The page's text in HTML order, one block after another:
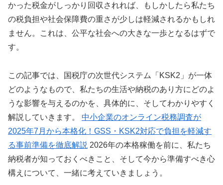
かった税金がしっかり回収されれば、もしかしたら私たち
の税負担や社会保障費の重さが少しは軽減されるかもしれ
ません。これは、公平な社会への大きな一歩となるはずで
す。
この記事では、国税庁の次世代システム「KSK2」が一体
どのようなもので、私たちの生活や納税のあり方にどのよ
うな影響を与えるのかを、具体的に、そしてわかりやすく
解説していきます。 中小企業のオンライン税務調査が
2025年7月から本格化！GSS・KSK2対応で負担を軽減す
る事前準備を徹底解説 2026年の本格稼働を前に、私たち
納税者が知っておくべきこと、そして今から準備すべき心
構えについて、一緒に考えていきましょう。